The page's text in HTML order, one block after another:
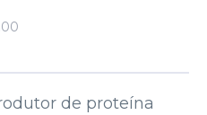
de proteína